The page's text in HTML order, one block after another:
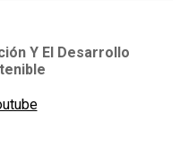
Y El Desarrollo